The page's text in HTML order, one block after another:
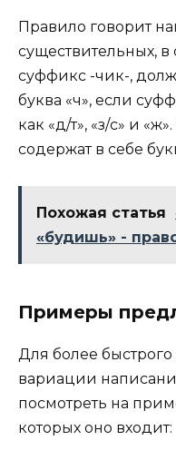
Правило говорит
существительных, в
суффикс -чик-,
буква «ч», если
как «д/т», «з/с» и
содержат в себе
Похожая статья
«будишь» -
Примеры
Для более
вариации
посмотреть на
которых оно входит: